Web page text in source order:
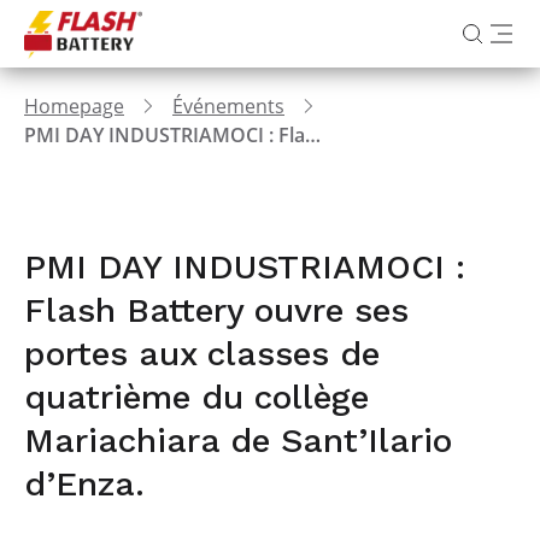
Homepage
Événements
PMI DAY INDUSTRIAMOCI : Flash Battery ouvre ses portes aux classes de quatrième du collège Mariachiara de Sant’Ilario d’Enza.
PMI DAY INDUSTRIAMOCI :
Flash Battery ouvre ses
portes aux classes de
quatrième du collège
Mariachiara de Sant’Ilario
d’Enza.